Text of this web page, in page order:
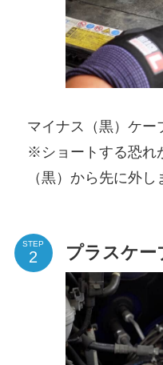
マイナス（黒）ケー
※ショートする恐れ
（黒）から先に外し
STEP プラスケー